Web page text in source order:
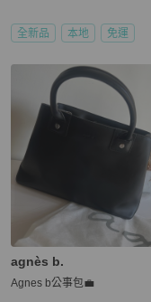
全新品 本地 免運
agnès b.
Agnes b公事包💼